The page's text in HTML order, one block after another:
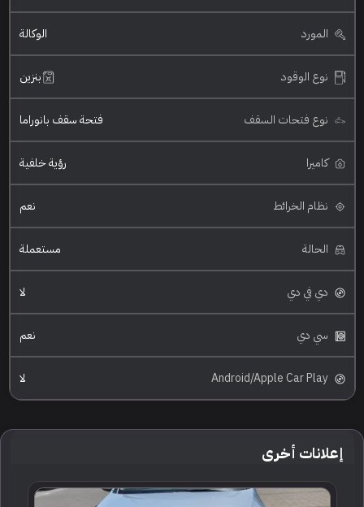
المورد الوكالة
نوع الوقود بنزين
نوع فتحات السقف فتحة سقف بانوراما
كاميرا رؤية خلفية
نظام الخرائط نعم
الحالة مستعملة
دي في دي لا
سي دي نعم
Android/Apple Car Play لا
إعلانات أخرى